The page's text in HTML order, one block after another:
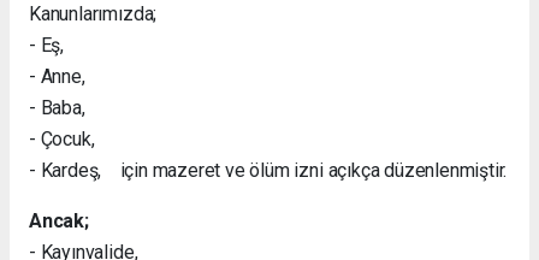
Kanunlarımızda;
- Eş,
- Anne,
- Baba,
- Çocuk,
- Kardeş, için mazeret ve ölüm izni açıkça düzenlenmiştir.
Ancak;
- Kayınvalide,